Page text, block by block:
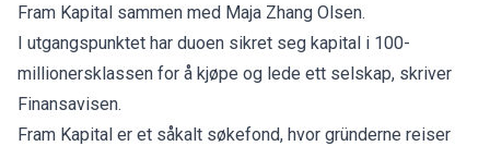
Fram Kapital sammen med Maja Zhang Olsen.
I utgangspunktet har duoen sikret seg kapital i 100-
millionersklassen for å kjøpe og lede ett selskap, skriver
Finansavisen.
Fram Kapital er et såkalt søkefond, hvor gründerne reiser